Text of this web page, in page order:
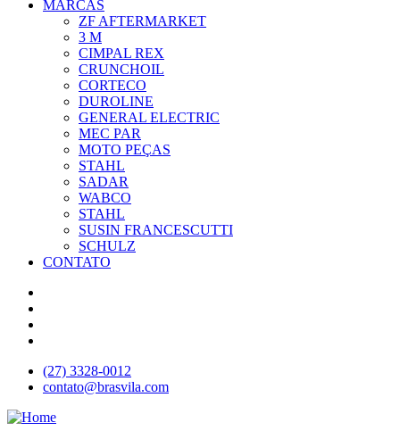
MARCAS
ZF AFTERMARKET
3 M
CIMPAL REX
CRUNCHOIL
CORTECO
DUROLINE
GENERAL ELECTRIC
MEC PAR
MOTO PEÇAS
STAHL
SADAR
WABCO
STAHL
SUSIN FRANCESCUTTI
SCHULZ
CONTATO
(27) 3328-0012
contato@brasvila.com